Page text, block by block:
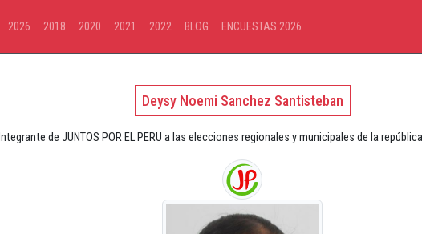
2026 2018 2020 2021 2022 BLOG ENCUESTAS 2026
Deysy Noemi Sanchez Santisteban
Integrante de JUNTOS POR EL PERU a las elecciones regionales y municipales de la